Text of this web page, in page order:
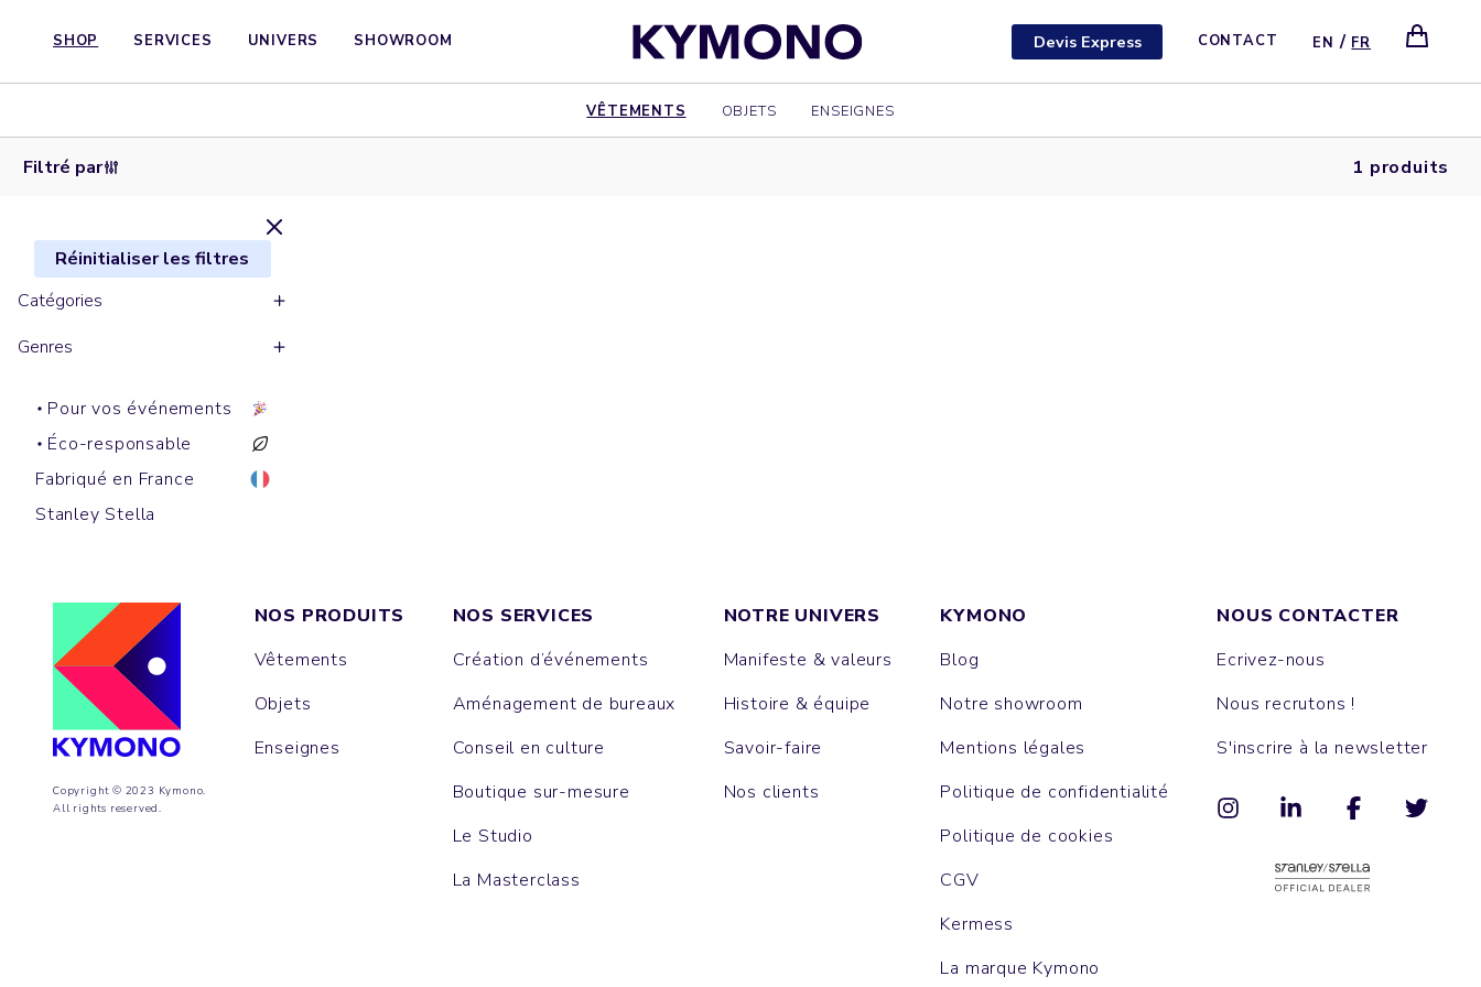
SHOP SERVICES UNIVERS SHOWROOM Devis Express CONTACT EN / FR
VÊTEMENTS OBJETS ENSEIGNES
Filtré par 1 produits
Réinitialiser les filtres
Catégories
Genres
Pour vos événements
Éco-responsable
Fabriqué en France
Stanley Stella
capuche
Copyright © 2023 Kymono.
All rights reserved.
NOS PRODUITS
Vêtements
Objets
Enseignes
NOS SERVICES
Création d’événements
Aménagement de bureaux
Conseil en culture
Boutique sur-mesure
Le Studio
La Masterclass
NOTRE UNIVERS
Manifeste & valeurs
Histoire & équipe
Savoir-faire
Nos clients
KYMONO
Blog
Notre showroom
Mentions légales
Politique de confidentialité
Politique de cookies
CGV
Kermess
La marque Kymono
NOUS CONTACTER
Ecrivez-nous
Nous recrutons !
S'inscrire à la newsletter